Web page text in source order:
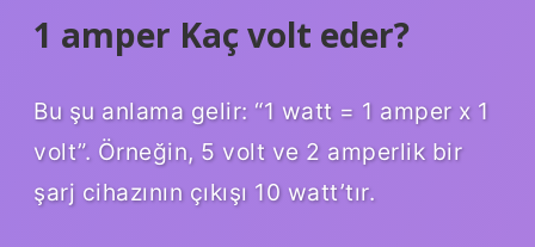
1 amper Kaç volt eder?
Bu şu anlama gelir: “1 watt = 1 amper x 1
volt”. Örneğin, 5 volt ve 2 amperlik bir
şarj cihazının çıkışı 10 watt’tır.